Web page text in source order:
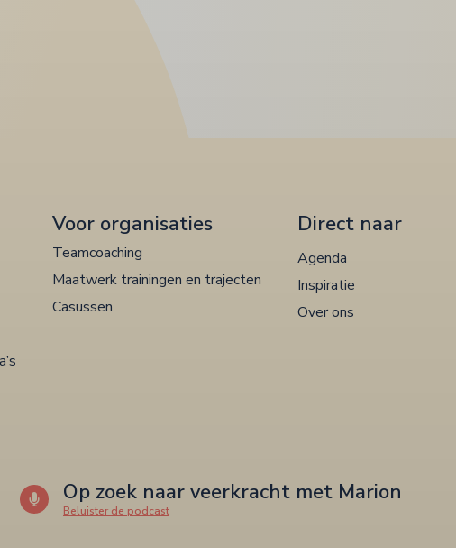
Voor organisaties
Teamcoaching
Maatwerk trainingen en trajecten
Casussen
Direct naar
Agenda
Inspiratie
Over ons
Op zoek naar veerkracht met Marion
Beluister de podcast